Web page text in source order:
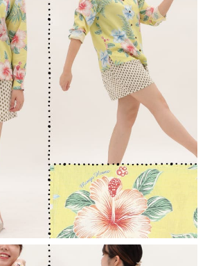
S
在庫数1 カートに入れる
M
在庫数 カートに入れる
L
在庫数 カートに入れる
ターコイズブルー
S
在庫数 カートに入れる